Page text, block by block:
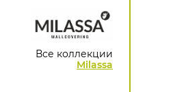
Bernardo Bartalucci
AS Creation
Grandeco
Все коллекции
Milassa